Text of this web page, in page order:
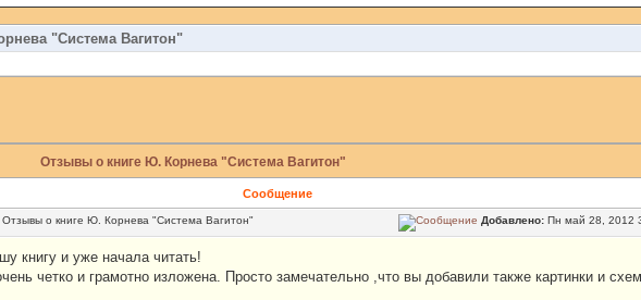
"Система Вагитон"
Отзывы о книге Ю. Корнева "Система Вагитон"
Сообщение
Отзывы о книге Ю. Корнева "Система Вагитон" Добавлено: Пн май 28, 2012
книгу и уже начала читать!
четко и грамотно изложена. Просто замечательно ,что вы добавили также картинки и